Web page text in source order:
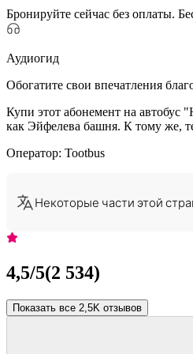
Бронируйте сейчас без оплаты.
Аудиогид
Обогатите свои впечатления
Купи этот абонемент на автобус
как Эйфелева башня. К тому же,
Оператор: Tootbus
Некоторые части этой
4,5/5(2 534)
Показать все 2,5K отзывов